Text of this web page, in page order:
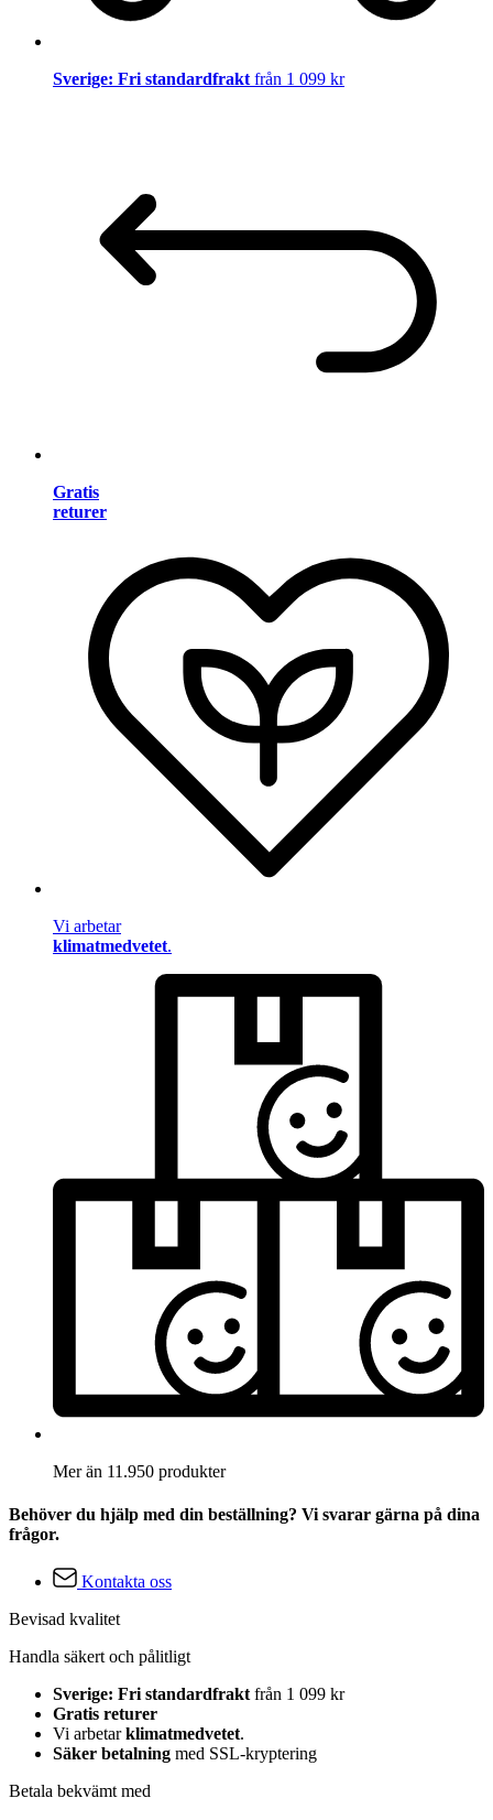
Sverige: Fri standardfrakt från 1 099 kr
Gratis
returer
Vi arbetar
klimatmedvetet.
Mer än 11.950 produkter
Behöver du hjälp med din beställning? Vi svarar gärna på dina
frågor.
Kontakta oss
Bevisad kvalitet
Handla säkert och pålitligt
Sverige: Fri standardfrakt från 1 099 kr
Gratis returer
Vi arbetarklimatmedvetet.
Säker betalning med SSL-kryptering
Betala bekvämt med